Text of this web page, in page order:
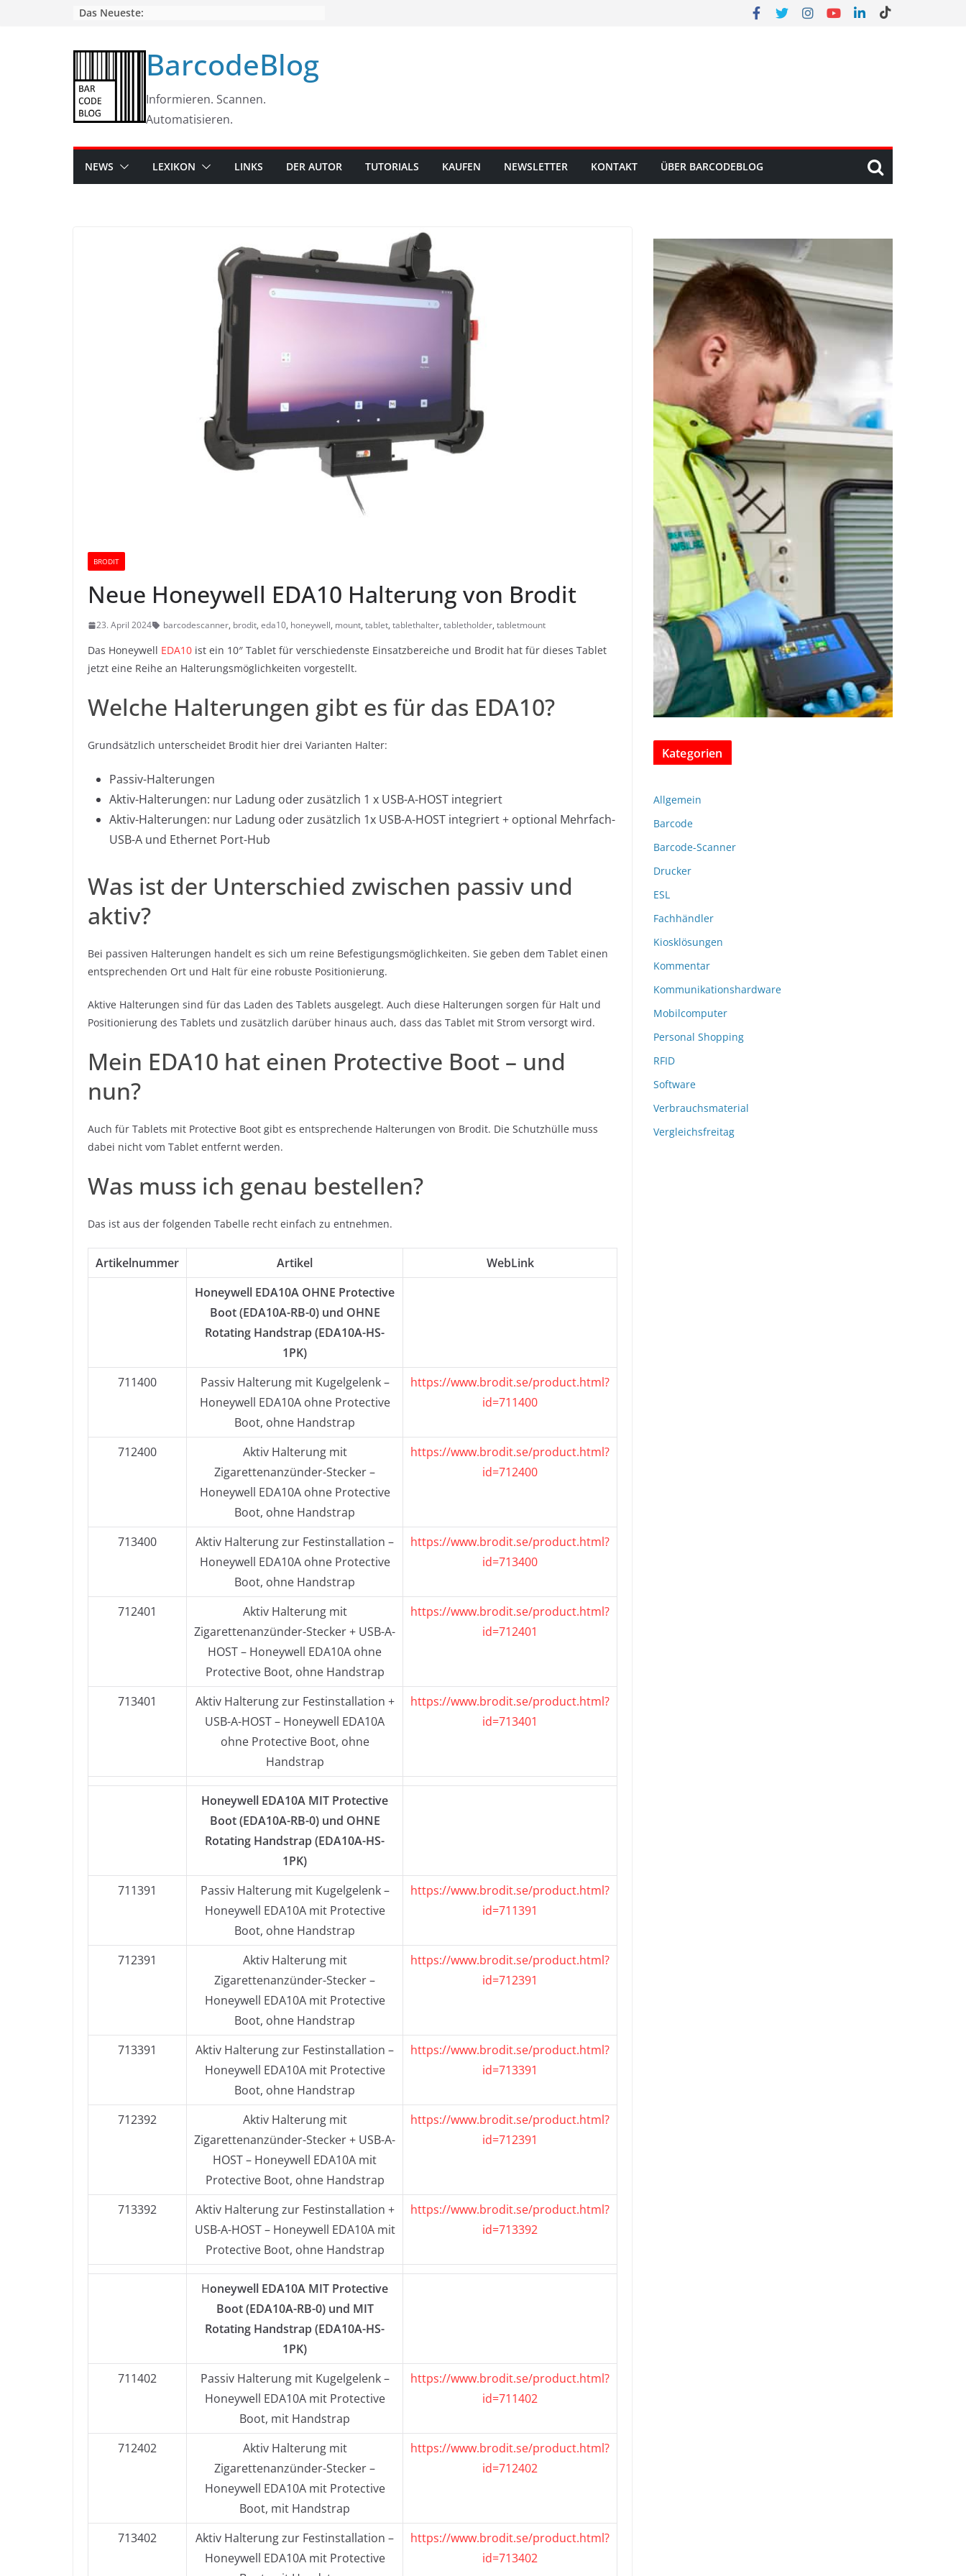
Das Neueste:
BarcodeBlog
Informieren. Scannen.
Automatisieren.
NEWS LEXIKON LINKS DER AUTOR TUTORIALS KAUFEN NEWSLETTER KONTAKT ÜBER BARCODEBLOG
BRODIT
Neue Honeywell EDA10 Halterung von Brodit
23. April 2024 barcodescanner, brodit, eda10, honeywell, mount, tablet, tablethalter, tabletholder, tabletmount
Das Honeywell EDA10 ist ein 10″ Tablet für verschiedenste Einsatzbereiche und Brodit hat für dieses Tablet
jetzt eine Reihe an Halterungsmöglichkeiten vorgestellt.
Welche Halterungen gibt es für das EDA10?
Grundsätzlich unterscheidet Brodit hier drei Varianten Halter:
Passiv-Halterungen
Aktiv-Halterungen: nur Ladung oder zusätzlich 1 x USB-A-HOST integriert
Aktiv-Halterungen: nur Ladung oder zusätzlich 1x USB-A-HOST integriert + optional Mehrfach-
USB-A und Ethernet Port-Hub
Was ist der Unterschied zwischen passiv und
aktiv?
Bei passiven Halterungen handelt es sich um reine Befestigungsmöglichkeiten. Sie geben dem Tablet einen
entsprechenden Ort und Halt für eine robuste Positionierung.
Aktive Halterungen sind für das Laden des Tablets ausgelegt. Auch diese Halterungen sorgen für Halt und
Positionierung des Tablets und zusätzlich darüber hinaus auch, dass das Tablet mit Strom versorgt wird.
Mein EDA10 hat einen Protective Boot – und
nun?
Auch für Tablets mit Protective Boot gibt es entsprechende Halterungen von Brodit. Die Schutzhülle muss
dabei nicht vom Tablet entfernt werden.
Was muss ich genau bestellen?
Das ist aus der folgenden Tabelle recht einfach zu entnehmen.
Artikelnummer Artikel
WebLink
Honeywell EDA10A OHNE Protective
Boot (EDA10A-RB-0) und OHNE
Rotating Handstrap (EDA10A-HS-
1PK)
711400
Passiv Halterung mit Kugelgelenk –
Honeywell EDA10A ohne Protective
Boot, ohne Handstrap
https://www.brodit.se/product.html?
id=711400
712400
Aktiv Halterung mit
Zigarettenanzünder-Stecker –
Honeywell EDA10A ohne Protective
Boot, ohne Handstrap
https://www.brodit.se/product.html?
id=712400
713400
Aktiv Halterung zur Festinstallation –
Honeywell EDA10A ohne Protective
Boot, ohne Handstrap
https://www.brodit.se/product.html?
id=713400
712401
Aktiv Halterung mit
Zigarettenanzünder-Stecker + USB-A-
HOST – Honeywell EDA10A ohne
Protective Boot, ohne Handstrap
https://www.brodit.se/product.html?
id=712401
713401
Aktiv Halterung zur Festinstallation +
USB-A-HOST – Honeywell EDA10A
ohne Protective Boot, ohne
Handstrap
https://www.brodit.se/product.html?
id=713401
Honeywell EDA10A MIT Protective
Boot (EDA10A-RB-0) und OHNE
Rotating Handstrap (EDA10A-HS-
1PK)
711391
Passiv Halterung mit Kugelgelenk –
Honeywell EDA10A mit Protective
Boot, ohne Handstrap
https://www.brodit.se/product.html?
id=711391
712391
Aktiv Halterung mit
Zigarettenanzünder-Stecker –
Honeywell EDA10A mit Protective
Boot, ohne Handstrap
https://www.brodit.se/product.html?
id=712391
713391
Aktiv Halterung zur Festinstallation –
Honeywell EDA10A mit Protective
Boot, ohne Handstrap
https://www.brodit.se/product.html?
id=713391
712392
Aktiv Halterung mit
Zigarettenanzünder-Stecker + USB-A-
HOST – Honeywell EDA10A mit
Protective Boot, ohne Handstrap
https://www.brodit.se/product.html?
id=712391
713392
Aktiv Halterung zur Festinstallation +
USB-A-HOST – Honeywell EDA10A mit
Protective Boot, ohne Handstrap
https://www.brodit.se/product.html?
id=713392
Honeywell EDA10A MIT Protective
Boot (EDA10A-RB-0) und MIT
Rotating Handstrap (EDA10A-HS-
1PK)
711402
Passiv Halterung mit Kugelgelenk –
Honeywell EDA10A mit Protective
Boot, mit Handstrap
https://www.brodit.se/product.html?
id=711402
712402
Aktiv Halterung mit
Zigarettenanzünder-Stecker –
Honeywell EDA10A mit Protective
Boot, mit Handstrap
https://www.brodit.se/product.html?
id=712402
713402
Aktiv Halterung zur Festinstallation –
Honeywell EDA10A mit Protective
https://www.brodit.se/product.html?
id=713402
Kategorien
Allgemein
Barcode
Barcode-Scanner
Drucker
ESL
Fachhändler
Kiosklösungen
Kommentar
Kommunikationshardware
Mobilcomputer
Personal Shopping
RFID
Software
Verbrauchsmaterial
Vergleichsfreitag